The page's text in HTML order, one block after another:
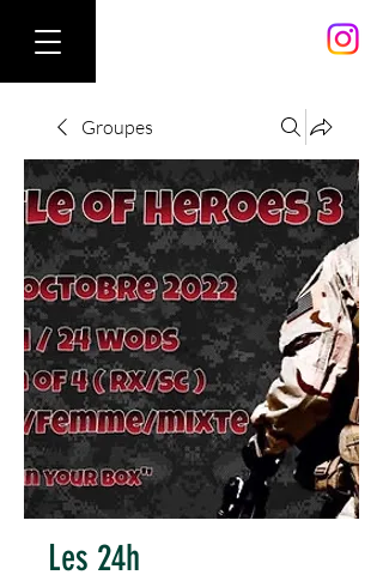
Groupes
Les 24h